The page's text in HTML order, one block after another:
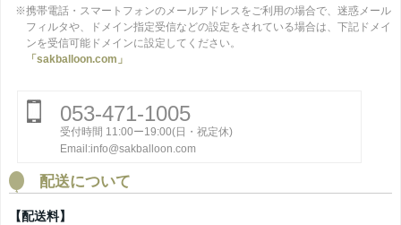
※携帯電話・スマートフォンのメールアドレスをご利用の場合で、迷惑メール
フィルタや、ドメイン指定受信などの設定をされている場合は、下記ドメイ
ンを受信可能ドメインに設定してください。
「sakballoon.com」
053-471-1005
受付時間 11:00ー19:00(日・祝定休)
Email:info@sakballoon.com
配送について
【配送料】